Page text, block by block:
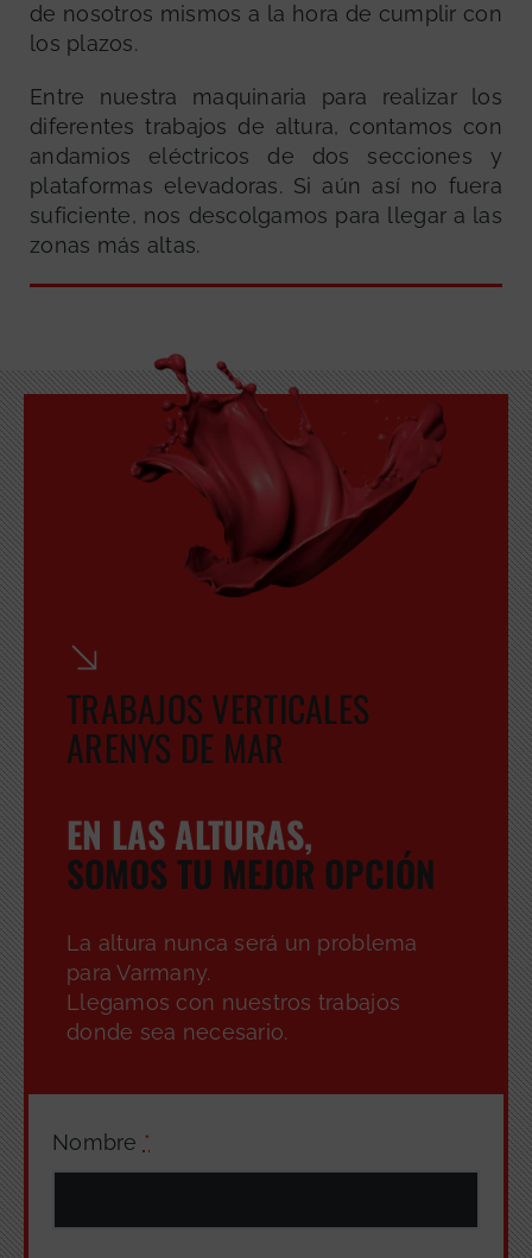
de nosotros mismos a la hora de cumplir con
los plazos.
Entre nuestra maquinaria para realizar los
diferentes trabajos de altura, contamos con
andamios eléctricos de dos secciones y
plataformas elevadoras. Si aún así no fuera
suficiente, nos descolgamos para llegar a las
zonas más altas.
Nombre *
TRABAJOS VERTICALES
ARENYS DE MAR
EN LAS ALTURAS,
SOMOS TU MEJOR OPCIÓN
La altura nunca será un problema
para Varmany.
Llegamos con nuestros trabajos
donde sea necesario.
GRATUITA